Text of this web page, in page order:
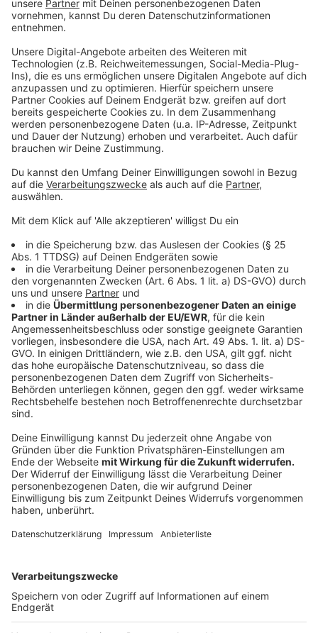
Anschlussstellen Hamminkeln und Wesel. Hier
wird das Bauwerk Horster Weg abgerissen.
Emmerich-Ost bleibt befahrbar. Der Anschluss
Hamminkeln ist komplett gesperrt.
Umleitungen in Richtung Arnheim (Arnhem):
Die Umleitung führt in Richtung Arnheim von der
Anschlussstelle Wesel über die B58, B70 und L7
(Emmericher Straße) bis nach Emmerich, wo die
Verkehrsteilnehmer in der Anschlussstelle Emmerich
wieder auf die A3 auffahren können.
Umleitungen in Richtung Oberhausen
Aus den Niederlanden kommend wird der Verkehr für
den ersten Sperrabschnitt bei Emmerich über eine
eingerichtete Umleitungsstrecke zwischen den
Anschlussstellen Emmerich und Emmerich-Ost
umgeleitet.
Zwischen Emmerich-Ost und Rees kann die A3 wieder
genutzt werden.
Ab der Anschlussstelle Rees wird der Verkehr wieder
von der Autobahn abgeleitet und über die B67, B473,
an der gesperrten Anschlussstelle Hamminkeln vorbei
bis zur L7 in Richtung Wesel geführt. Über die B70 und
B58 erreicht der Autofahrer dann die A3 wieder im
Anschluss Wesel, um in Richtung Oberhausen
weiterfahren zu können.
Als großräumige Umfahrung der gesperrten A3 dient
(Leverkusen, 26.3.2019)
Anzeige